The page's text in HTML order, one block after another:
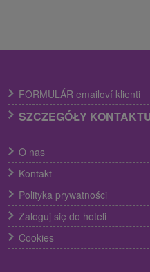
FORMULÁR emailoví klienti
SZCZEGÓŁY
O nas
Kontakt
Polityka prywatności
Zaloguj się do hoteli
Cookies